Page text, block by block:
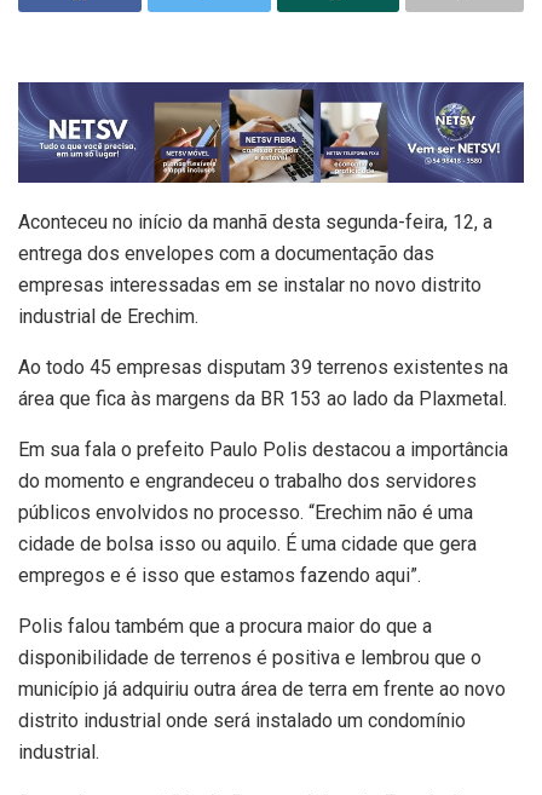
Aconteceu no início da manhã desta segunda-feira, 12, a
entrega dos envelopes com a documentação das
empresas interessadas em se instalar no novo distrito
industrial de Erechim.
Ao todo 45 empresas disputam 39 terrenos existentes na
área que fica às margens da BR 153 ao lado da Plaxmetal.
Em sua fala o prefeito Paulo Polis destacou a importância
do momento e engrandeceu o trabalho dos servidores
públicos envolvidos no processo. “Erechim não é uma
cidade de bolsa isso ou aquilo. É uma cidade que gera
empregos e é isso que estamos fazendo aqui”.
Polis falou também que a procura maior do que a
disponibilidade de terrenos é positiva e lembrou que o
município já adquiriu outra área de terra em frente ao novo
distrito industrial onde será instalado um condomínio
industrial.